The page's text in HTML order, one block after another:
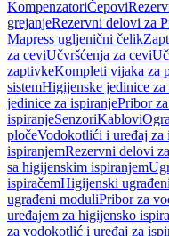
KompenzatoriČepovi
grejanjeRezervni delovi za
Mapress ugljenični čelik
za ceviUčvršćenja za cevi
zaptivkeKompleti vijaka za
sistemHigijenske jedinice za
jedinice za ispiranjePribor
ispiranjeSenzoriKablovi
pločeVodokotlići i uređaj za
ispiranjemRezervni delovi
sa higijenskim ispiranjem
ispiračemHigijenski
ugrađeni moduliPribor za
uređajem za higijensko
za vodokotlić i uređaj za